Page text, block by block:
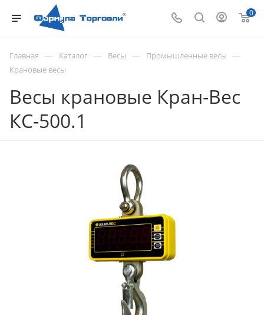
0
Главная — Каталог — Весы — Промышленные весы —
Крановые весы
Весы крановые Кран-Вес
КС-500.1